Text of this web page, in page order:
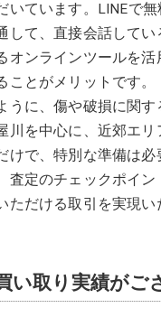
ています。LINEで無
して、直接会話して
ンラインツールを活
とがメリットです。
うに、傷や破損に関
川を中心に、近郊エリ
けで、特別な準備は必
査定のチェックポイン
だける取引を実現い
い取り実績がご